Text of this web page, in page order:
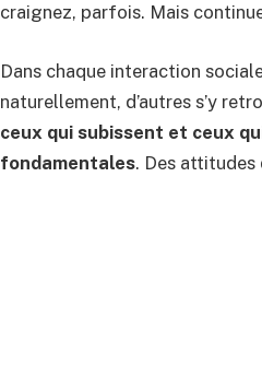
craignez, parfois. Mais
Dans chaque interaction
naturellement, d’autres s’y
ceux qui subissent et ceux
fondamentales. Des attitudes